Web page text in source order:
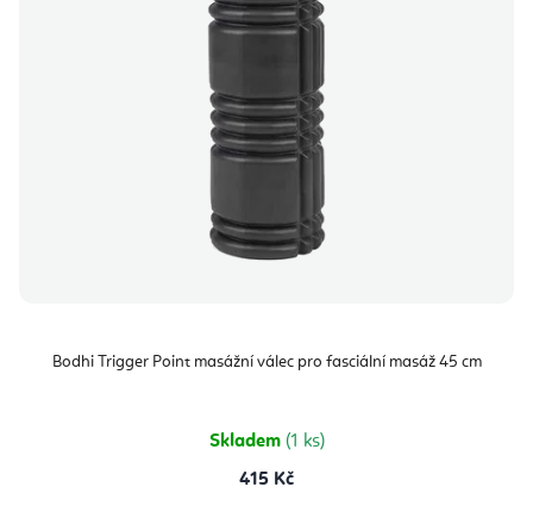
Bodhi Trigger Point masážní válec pro fasciální masáž 45 cm
Skladem (1 ks)
415 Kč